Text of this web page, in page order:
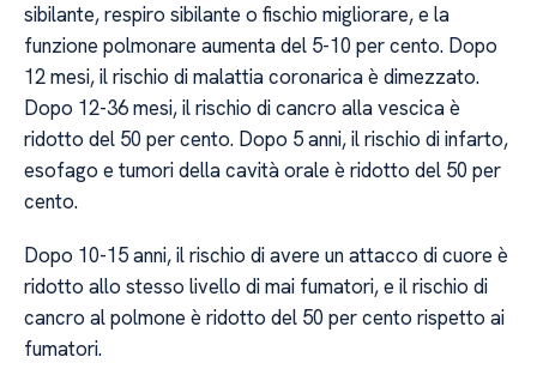
sibilante, respiro sibilante o fischio migliorare, e la
funzione polmonare aumenta del 5-10 per cento. Dopo
12 mesi, il rischio di malattia coronarica è dimezzato.
Dopo 12-36 mesi, il rischio di cancro alla vescica è
ridotto del 50 per cento. Dopo 5 anni, il rischio di infarto,
esofago e tumori della cavità orale è ridotto del 50 per
cento.
Dopo 10-15 anni, il rischio di avere un attacco di cuore è
ridotto allo stesso livello di mai fumatori, e il rischio di
cancro al polmone è ridotto del 50 per cento rispetto ai
fumatori.